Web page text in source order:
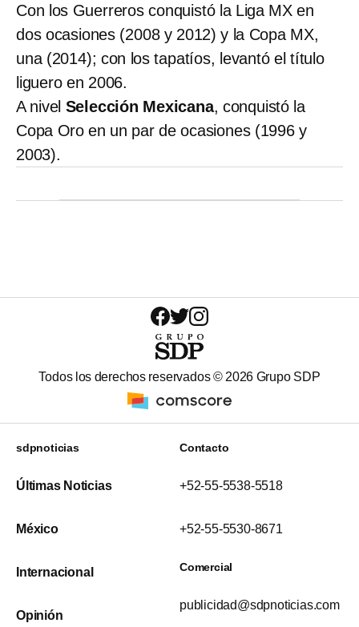
Con los Guerreros conquistó la Liga MX en
dos ocasiones (2008 y 2012) y la Copa MX,
una (2014); con los tapatíos, levantó el título
liguero en 2006.
A nivel Selección Mexicana, conquistó la
Copa Oro en un par de ocasiones (1996 y
2003).
Todos los derechos reservados © 2026 Grupo SDP
sdpnoticias
Últimas Noticias
México
Internacional
Opinión
Contacto
+52-55-5538-5518
+52-55-5530-8671
Comercial
publicidad@sdpnoticias.com